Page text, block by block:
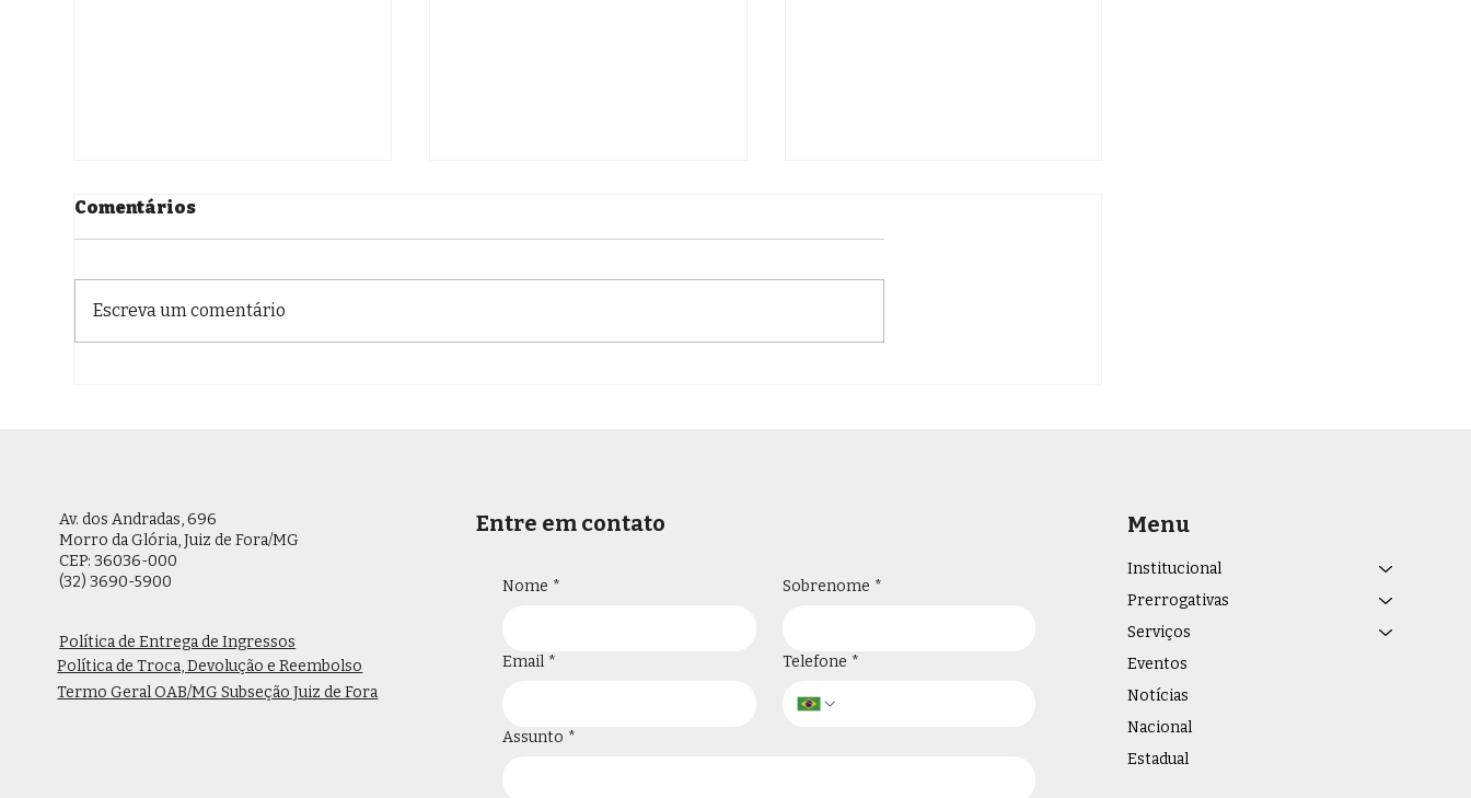
Comentários
Escreva um comentário
Av. dos Andradas, 696
Morro da Glória, Juiz de Fora/MG
CEP: 36036-000
(32) 3690-5900
Política de Entrega de Ingressos
Termo Geral OAB/MG Subseção Juiz de Fora
Política de Troca, Devolução e Reembolso
Entre em contato
Nome * Sobrenome *
Email * Telefone *
Assunto *
Menu
Institucional
Prerrogativas
Serviços
Eventos
Notícias
Nacional
Estadual